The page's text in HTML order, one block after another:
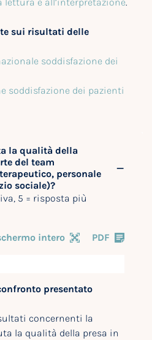
sui risultati delle
soddisfazione dei
soddisfazione dei pazienti
la qualità della
del team
personale
sociale)?
5 = risposta più
intero PDF
presentato
concernenti la
la qualità della presa in